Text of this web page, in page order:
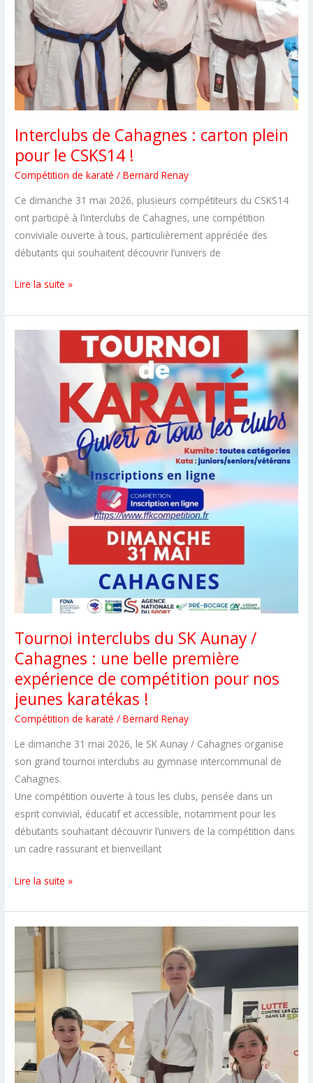
Interclubs de Cahagnes : carton plein
pour le CSKS14 !
Compétition de karaté /Bernard Renay
Ce dimanche 31 mai 2026, plusieurs compétiteurs du CSKS14
ont participé à l’interclubs de Cahagnes, une compétition
conviviale ouverte à tous, particulièrement appréciée des
débutants qui souhaitent découvrir l’univers de
Interclubs
Cahagnes
CSKS14
Lire la suite »
Tournoi interclubs du SK Aunay /
Cahagnes : une belle première
expérience de compétition pour nos
jeunes karatékas !
Compétition de karaté /Bernard Renay
Le dimanche 31 mai 2026, le SK Aunay / Cahagnes organise
son grand tournoi interclubs au gymnase intercommunal de
Cahagnes.
Une compétition ouverte à tous les clubs, pensée dans un
esprit convivial, éducatif et accessible, notamment pour les
débutants souhaitant découvrir l’univers de la compétition dans
un cadre rassurant et bienveillant
Tournoi
du
Aunay
Cahagnes
:
une
première
expérience
Lire la suite »